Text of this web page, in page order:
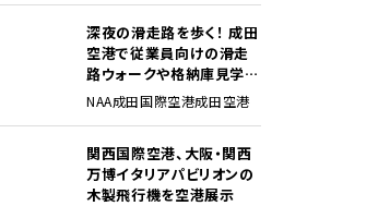
深夜の滑走路を歩く！ 成田
空港で従業員向けの滑走
路ウォークや格納庫見学イ
ベントを初開催
NAA成田国際空港成田空港
関西国際空港、大阪・関西
万博イタリアパビリオンの
木製飛行機を空港展示